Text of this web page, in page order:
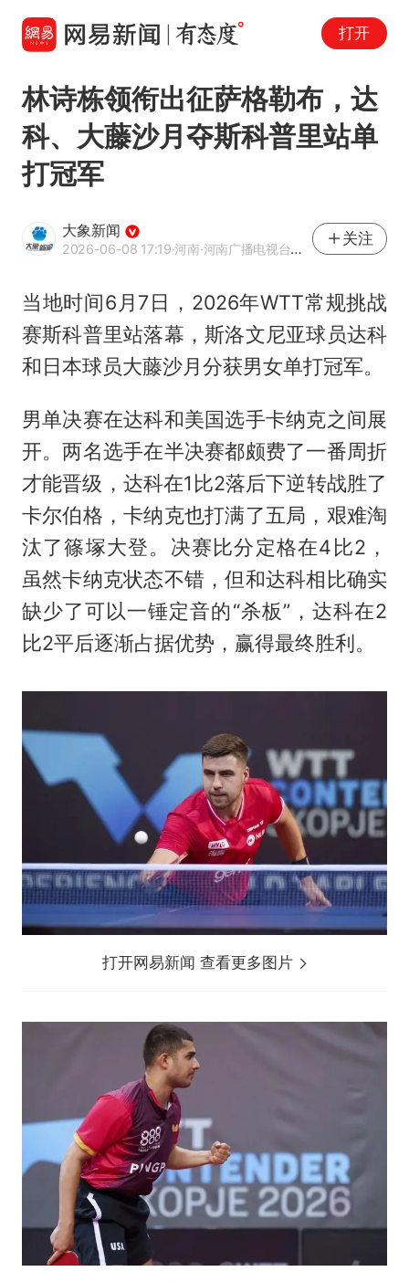
打开
林诗栋领衔出征萨格勒布，达
科、大藤沙月夺斯科普里站单
打冠军
大象新闻
2026-06-08 17:19·河南·河南广播电视台官方网易号
关注
当地时间6月7日，2026年WTT常规挑战
赛斯科普里站落幕，斯洛文尼亚球员达科
和日本球员大藤沙月分获男女单打冠军。
男单决赛在达科和美国选手卡纳克之间展
开。两名选手在半决赛都颇费了一番周折
才能晋级，达科在1比2落后下逆转战胜了
卡尔伯格，卡纳克也打满了五局，艰难淘
汰了篠塚大登。决赛比分定格在4比2，
虽然卡纳克状态不错，但和达科相比确实
缺少了可以一锤定音的“杀板”，达科在2
比2平后逐渐占据优势，赢得最终胜利。
打开网易新闻 查看更多图片